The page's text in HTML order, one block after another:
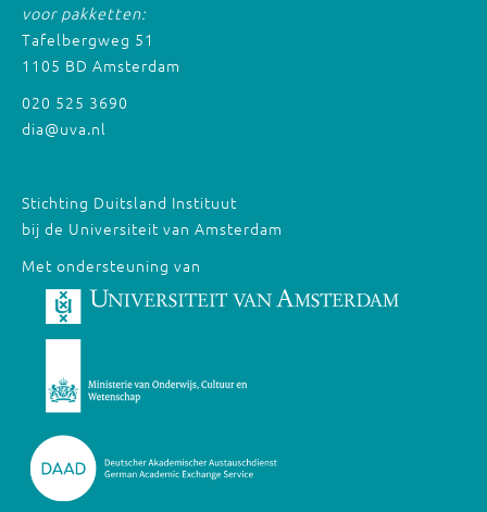
voor pakketten:
Tafelbergweg 51
1105 BD Amsterdam
020 525 3690
dia@uva.nl
Stichting Duitsland Instituut
bij de Universiteit van Amsterdam
Met ondersteuning van